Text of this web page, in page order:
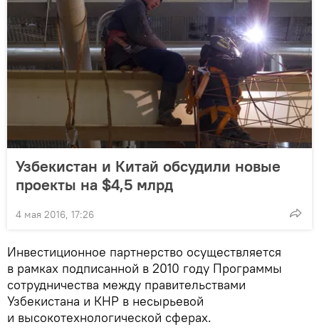
Узбекистан и Китай обсудили новые
проекты на $4,5 млрд
4 мая 2016, 17:26
Инвестиционное партнерство осуществляется
в рамках подписанной в 2010 году Программы
сотрудничества между правительствами
Узбекистана и КНР в несырьевой
и высокотехнологической сферах.